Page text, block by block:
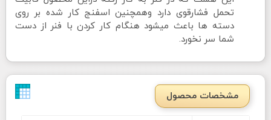
تحمل فشارقوی دارد وهمچنین اسفنج کار شده بر روی
دسته ها باعث میشود هنگام کار کردن با فنر از دست
شما سر نخورد.
مشخصات محصول